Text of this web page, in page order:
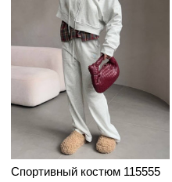
Спортивный костюм 115555